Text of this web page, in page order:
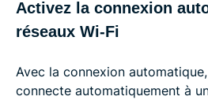
Activez la connexion
réseaux Wi-Fi
Avec la connexion
connecte automatiquement à